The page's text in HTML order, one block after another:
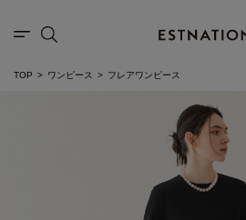
TOP ワンピース フレアワンピース